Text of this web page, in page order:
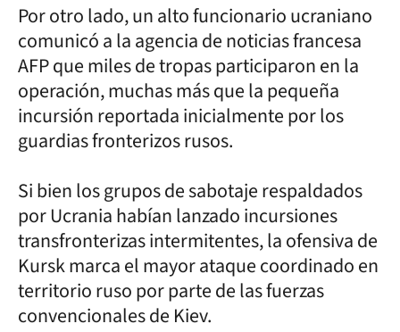
Por otro lado, un alto funcionario ucraniano
comunicó a la agencia de noticias francesa
AFP que miles de tropas participaron en la
operación, muchas más que la pequeña
incursión reportada inicialmente por los
guardias fronterizos rusos.
Si bien los grupos de sabotaje respaldados
por Ucrania habían lanzado incursiones
transfronterizas intermitentes, la ofensiva de
Kursk marca el mayor ataque coordinado en
territorio ruso por parte de las fuerzas
convencionales de Kiev.